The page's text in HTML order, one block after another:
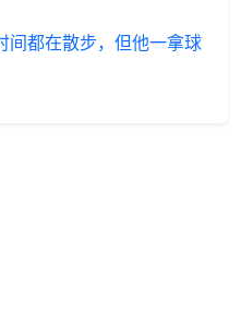
间都在散步，但他一拿球